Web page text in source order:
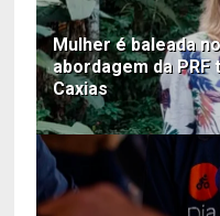
Mulher é baleada
abordagem da
Caxias